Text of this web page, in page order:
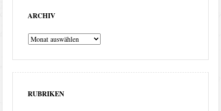
ARCHIV
Archiv
RUBRIKEN